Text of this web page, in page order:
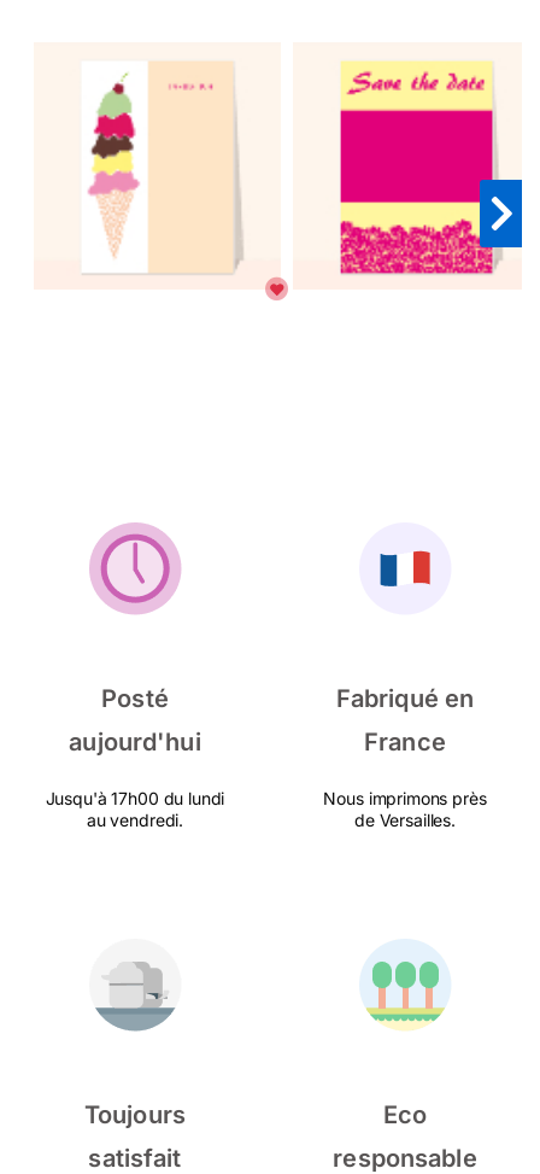
Posté
aujourd'hui
Jusqu'à 17h00 du lundi
au vendredi.
Fabriqué en
France
Nous imprimons près
de Versailles.
Toujours
satisfait
Eco
responsable